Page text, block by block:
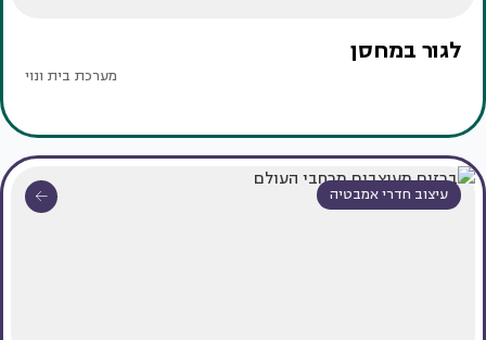
לגור במחסן
מערכת בית ונוי
עיצוב חדרי אמבטיה